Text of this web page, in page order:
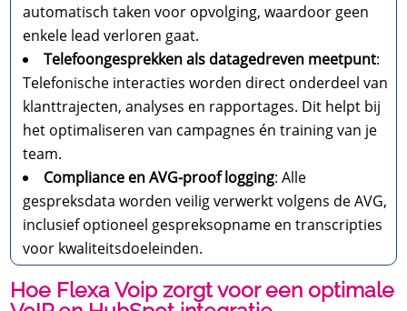
automatisch taken voor opvolging, waardoor geen
enkele lead verloren gaat.
Telefoongesprekken als datagedreven meetpunt:
Telefonische interacties worden direct onderdeel van
klanttrajecten, analyses en rapportages. Dit helpt bij
het optimaliseren van campagnes én training van je
team.
Compliance en AVG-proof logging: Alle
gespreksdata worden veilig verwerkt volgens de AVG,
inclusief optioneel gespreksopname en transcripties
voor kwaliteitsdoeleinden.
Hoe Flexa Voip zorgt voor een optimale